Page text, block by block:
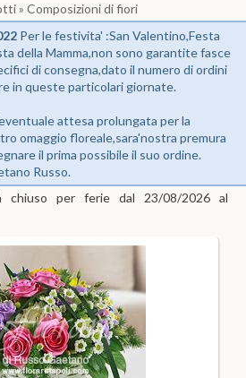
» Composizioni di fiori
Per le festivita' :San Valentino,Festa
della Mamma,non sono garantite fasce
di consegna,dato il numero di ordini
in queste particolari giornate.
attesa prolungata per la
omaggio floreale,sara'nostra premura
il prima possibile il suo ordine.
Russo.
chiuso per ferie dal 23/08/2026 al